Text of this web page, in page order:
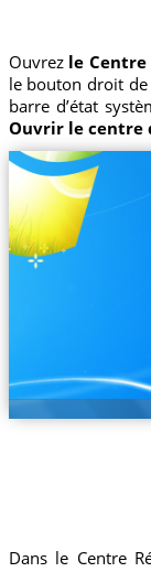
Ouvrez le Centre
le bouton droit de
barre d’état
Ouvrir le centre
Dans le Centre